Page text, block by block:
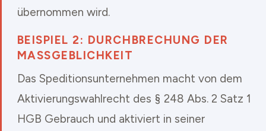
übernommen wird.
BEISPIEL 2: DURCHBRECHUNG DER
MASSGEBLICHKEIT
Das Speditionsunternehmen macht von dem
Aktivierungswahlrecht des § 248 Abs. 2 Satz 1
HGB Gebrauch und aktiviert in seiner